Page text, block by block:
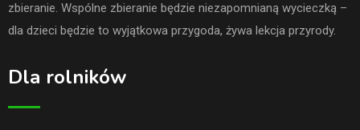
zbieranie. Wspólne zbieranie będzie niezapomnianą wycieczką –
dla dzieci będzie to wyjątkowa przygoda, żywa lekcja przyrody.
Dla rolników